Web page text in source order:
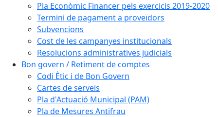
Pla Econòmic Financer pels exercicis 2019-2020
Termini de pagament a proveïdors
Subvencions
Cost de les campanyes institucionals
Resolucions administratives judicials
Bon govern / Retiment de comptes
Codi Ètic i de Bon Govern
Cartes de serveis
Pla d'Actuació Municipal (PAM)
Pla de Mesures Antifrau